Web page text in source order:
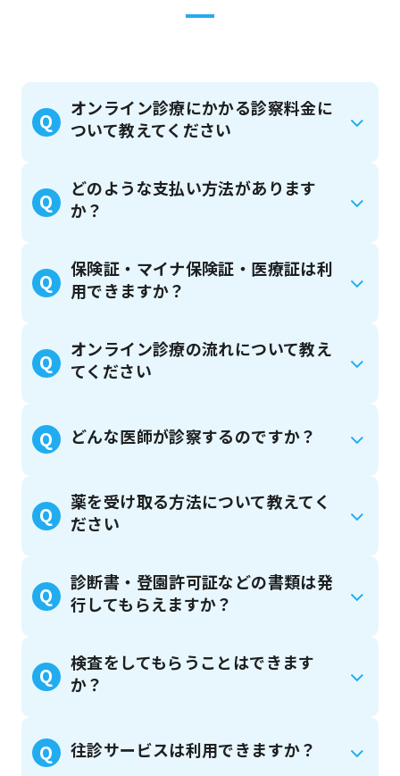
Q
オンライン診療にかかる診察料金に
ついて教えてください
Q
どのような支払い方法があります
か？
Q
保険証・マイナ保険証・医療証は利
用できますか？
Q
オンライン診療の流れについて教え
てください
Q どんな医師が診察するのですか？
Q
薬を受け取る方法について教えてく
ださい
Q
診断書・登園許可証などの書類は発
行してもらえますか？
Q
検査をしてもらうことはできます
か？
Q 往診サービスは利用できますか？